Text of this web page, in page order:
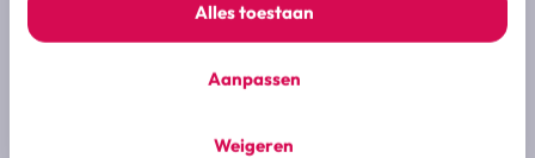
Alles toestaan
Aanpassen
Weigeren
Schrijf mij in voor de nieuwsbrief